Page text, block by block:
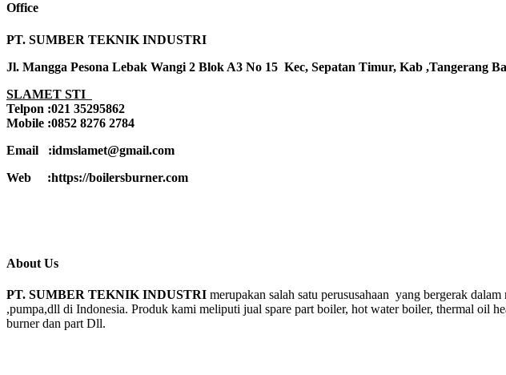
Office
PT. SUMBER TEKNIK INDUSTRI
Jl. Mangga Pesona Lebak Wangi 2 Blok A3 No 15 Kec, Sepatan Timur, Kab ,Tangerang
SLAMET STI
Telpon :021 35295862
Mobile :0852 8276 2784
Email :idmslamet@gmail.com
Web :https://boilersburner.com
About Us
PT. SUMBER TEKNIK INDUSTRI merupakan salah satu perususahaan yang bergerak
,pumpa,dll di Indonesia. Produk kami meliputi jual spare part boiler, hot water boiler, thermal oil
burner dan part Dll.